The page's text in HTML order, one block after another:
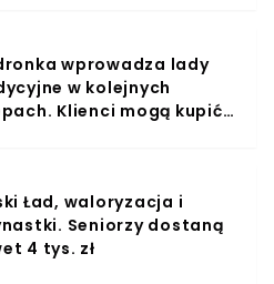
wprowadza lady
w kolejnych
Klienci mogą kupić
Ład, waloryzacja i
Seniorzy dostaną
4 tys. zł